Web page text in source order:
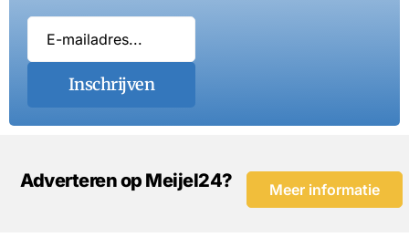
Inschrijven
Adverteren op Meijel24? Meer informatie